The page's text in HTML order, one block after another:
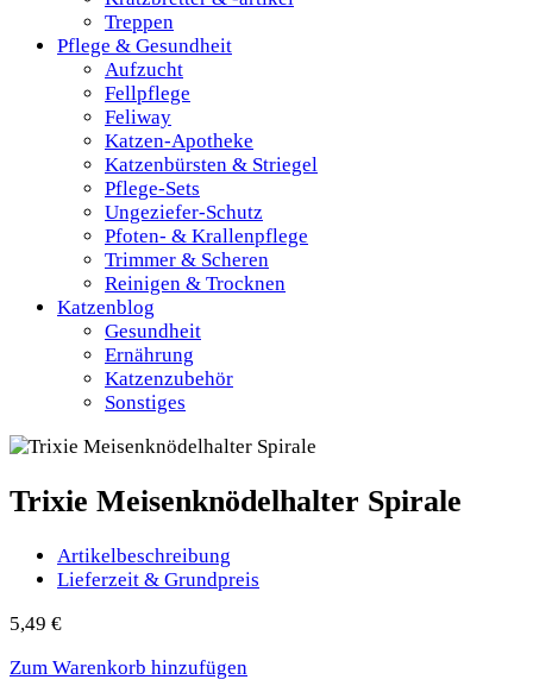
Treppen
Pflege & Gesundheit
Aufzucht
Fellpflege
Feliway
Katzen-Apotheke
Katzenbürsten & Striegel
Pflege-Sets
Ungeziefer-Schutz
Pfoten- & Krallenpflege
Trimmer & Scheren
Reinigen & Trocknen
Katzenblog
Gesundheit
Ernährung
Katzenzubehör
Sonstiges
Trixie Meisenknödelhalter Spirale
Artikelbeschreibung
Lieferzeit & Grundpreis
5,49 €
Zum Warenkorb hinzufügen